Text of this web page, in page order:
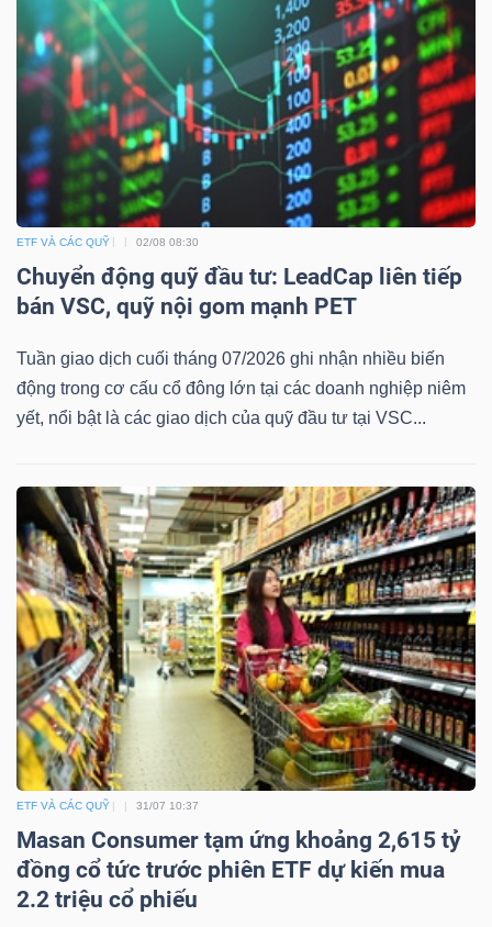
ETF VÀ CÁC QUỸ 02/08 08:30
Chuyển động quỹ đầu tư: LeadCap liên tiếp
bán VSC, quỹ nội gom mạnh PET
Tuần giao dịch cuối tháng 07/2026 ghi nhận nhiều biến
động trong cơ cấu cổ đông lớn tại các doanh nghiệp niêm
yết, nổi bật là các giao dịch của quỹ đầu tư tại VSC...
ETF VÀ CÁC QUỸ 31/07 10:37
Masan Consumer tạm ứng khoảng 2,615 tỷ
đồng cổ tức trước phiên ETF dự kiến mua
2.2 triệu cổ phiếu
viết
của
tác
giả
(-)
Báo
cáo
phân
tích
Thuật
Dịch
vụ
(-)
Đào
tạo
Sách
tài